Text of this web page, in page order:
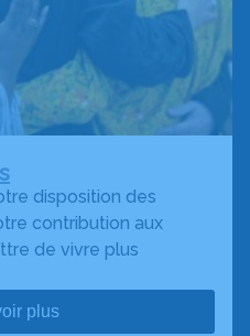
disposition des
contribution aux
de vivre plus
plus